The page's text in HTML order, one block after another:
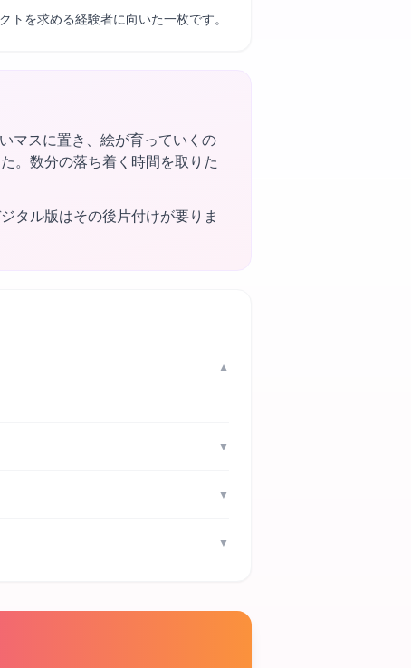
トを求める経験者に向いた一枚です。
マスに置き、絵が育っていくの
。数分の落ち着く時間を取りた
タル版はその後片付けが要りま
▼
▼
▼
▼